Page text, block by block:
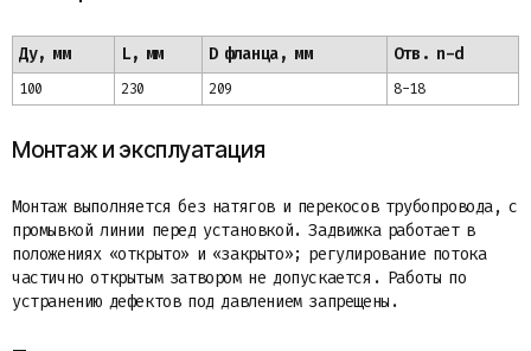
Ду, мм L, мм D фланца, мм Отв. n-d
100 230 209 8-18
Монтаж и эксплуатация
Монтаж выполняется без натягов и перекосов трубопровода, с
промывкой линии перед установкой. Задвижка работает в
положениях «открыто» и «закрыто»; регулирование потока
частично открытым затвором не допускается. Работы по
устранению дефектов под давлением запрещены.